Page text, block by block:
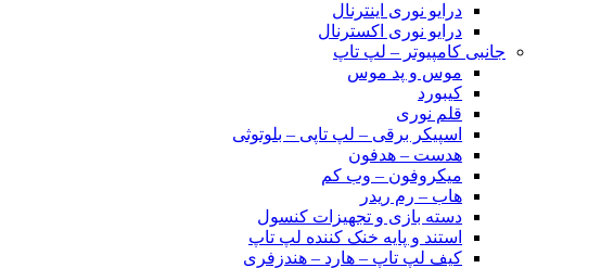
درایو نوری اینترنال
درایو نوری اکسترنال
جانبی کامپیوتر – لپ تاپ
موس و پد موس
کیبورد
قلم نوری
اسپیکر برقی – لپ تاپی – بلوتوثی
هدست – هدفون
میکروفون – وب کم
هاب – رم ریدر
دسته بازی و تجهیزات کنسول
استند و پایه خنک کننده لپ تاپ
کیف لپ تاپ – هارد – هندزفری